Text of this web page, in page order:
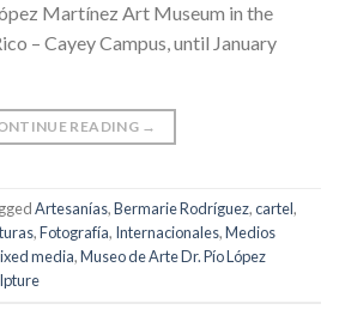
Martínez Art Museum in the
– Cayey Campus, until January
READING →
Artesanías,Bermarie Rodríguez,cartel,
,Fotografía, Internacionales,Medios
media,Museo de Arte Dr. Pío López